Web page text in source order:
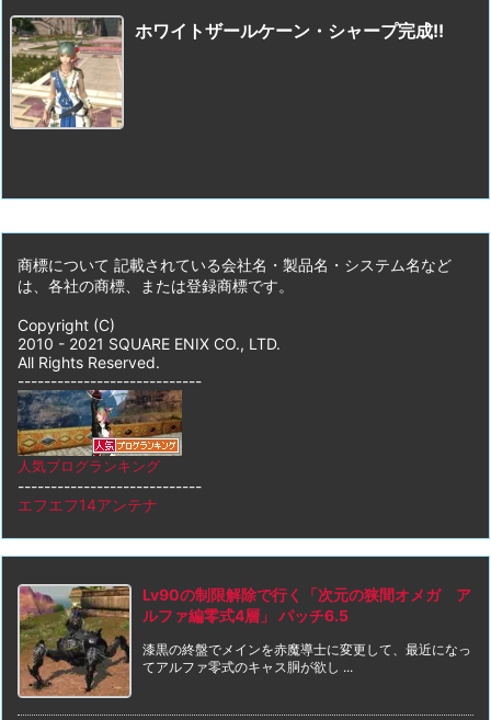
ホワイトザールケーン・シャープ完成!!
商標について 記載されている会社名・製品名・システム名など
は、各社の商標、または登録商標です。
Copyright (C)
2010 - 2021 SQUARE ENIX CO., LTD.
All Rights Reserved.
----------------------------
人気ブログランキング
----------------------------
エフエフ14アンテナ
Lv90の制限解除で行く「次元の狭間オメガ ア
ルファ編零式4層」 パッチ6.5
漆黒の終盤でメインを赤魔導士に変更して、最近になっ
てアルファ零式のキャス胴が欲し ...